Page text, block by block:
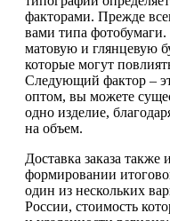
факторами. Прежде
вами типа
матовую и глянцевую
которые могут
Следующий фактор –
оптом, вы можете
одно изделие,
на объем.
Доставка заказа
формировании
один из нескольких
России, стоимость